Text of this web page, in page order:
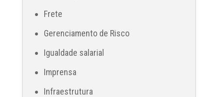
Frete
Gerenciamento de Risco
Igualdade salarial
Imprensa
Infraestrutura